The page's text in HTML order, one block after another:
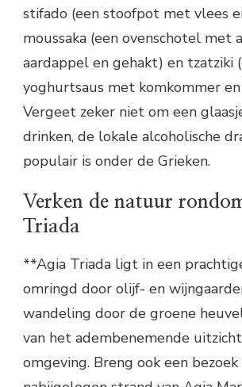
stifado (een stoofpot met vlees
moussaka (een ovenschotel met
aardappel en gehakt) en tzatziki
yoghurtsaus met komkommer
Vergeet zeker niet om een
drinken, de lokale alcoholische
populair is onder de Grieken.
Verken de natuur
Triada
**Agia Triada ligt in een
omringd door olijf- en
wandeling door de groene
van het adembenemende
omgeving. Breng ook een